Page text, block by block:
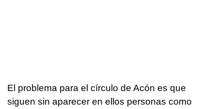
El problema para el círculo de Acón es que
siguen sin aparecer en ellos personas como